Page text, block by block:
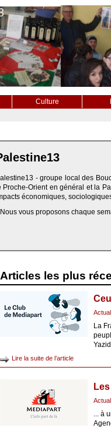
Culture
- groupe local des
Proche-Orient en général et la
économiques,
vous proposons chaque
Articles les plus
La
Lire la suite de l’article
... à